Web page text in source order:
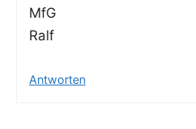
MfG
Ralf
Antworten